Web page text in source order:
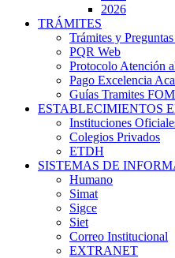
2026
TRÁMITES
Trámites y
PQR Web
Protocolo Atención
Pago Excelencia
Guías Tramites
ESTABLECIMIENTOS
Instituciones
Colegios Privados
ETDH
SISTEMAS DE
Humano
Simat
Sigce
Siet
Correo Institucional
EXTRANET